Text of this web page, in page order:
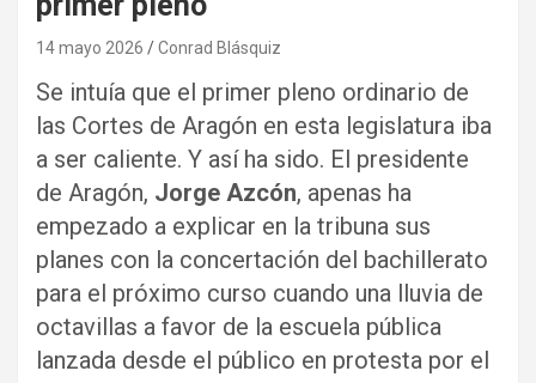
14 mayo 2026 Conrad Blásquiz
Se intuía que el primer pleno ordinario de
las Cortes de Aragón en esta legislatura iba
a ser caliente. Y así ha sido. El presidente
de Aragón, Jorge Azcón, apenas ha
empezado a explicar en la tribuna sus
planes con la concertación del bachillerato
para el próximo curso cuando una lluvia de
octavillas a favor de la escuela pública
lanzada desde el público en protesta por el